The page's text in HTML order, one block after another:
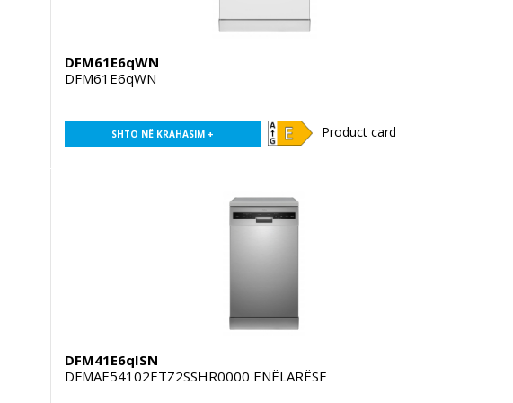
DFM61E6qWN
DFM61E6qWN
SHTO NË KRAHASIM + Product card
DFM41E6qISN
DFMAE54102ETZ2SSHR0000 ENËLARËSE